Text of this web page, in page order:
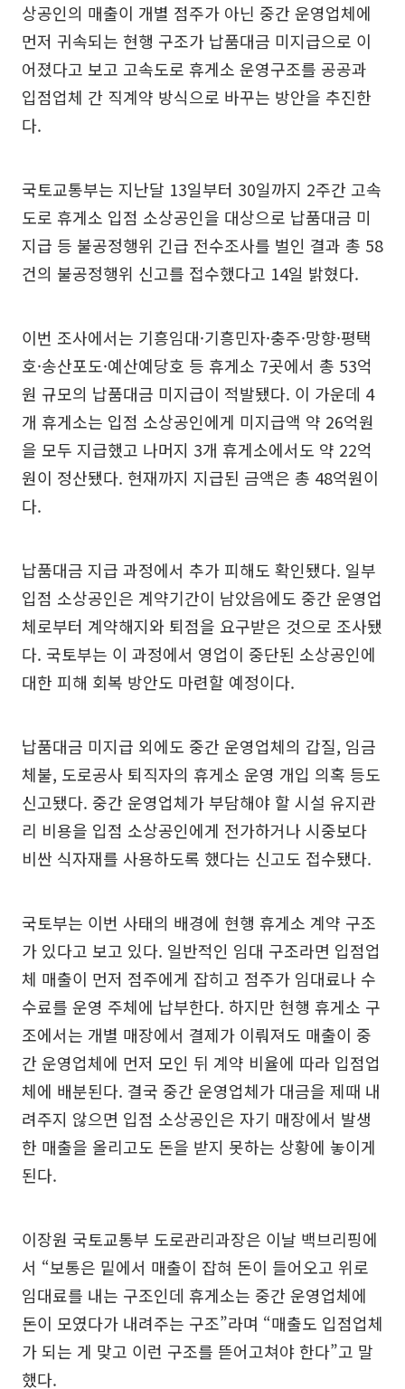
상공인의 매출이 개별 점주가 아닌 중간 운영업체에
먼저 귀속되는 현행 구조가 납품대금 미지급으로 이
어졌다고 보고 고속도로 휴게소 운영구조를 공공과
입점업체 간 직계약 방식으로 바꾸는 방안을 추진한
다.
국토교통부는 지난달 13일부터 30일까지 2주간 고속
도로 휴게소 입점 소상공인을 대상으로 납품대금 미
지급 등 불공정행위 긴급 전수조사를 벌인 결과 총 58
건의 불공정행위 신고를 접수했다고 14일 밝혔다.
이번 조사에서는 기흥임대·기흥민자·충주·망향·평택
호·송산포도·예산예당호 등 휴게소 7곳에서 총 53억
원 규모의 납품대금 미지급이 적발됐다. 이 가운데 4
개 휴게소는 입점 소상공인에게 미지급액 약 26억원
을 모두 지급했고 나머지 3개 휴게소에서도 약 22억
원이 정산됐다. 현재까지 지급된 금액은 총 48억원이
다.
납품대금 지급 과정에서 추가 피해도 확인됐다. 일부
입점 소상공인은 계약기간이 남았음에도 중간 운영업
체로부터 계약해지와 퇴점을 요구받은 것으로 조사됐
다. 국토부는 이 과정에서 영업이 중단된 소상공인에
대한 피해 회복 방안도 마련할 예정이다.
납품대금 미지급 외에도 중간 운영업체의 갑질, 임금
체불, 도로공사 퇴직자의 휴게소 운영 개입 의혹 등도
신고됐다. 중간 운영업체가 부담해야 할 시설 유지관
리 비용을 입점 소상공인에게 전가하거나 시중보다
비싼 식자재를 사용하도록 했다는 신고도 접수됐다.
국토부는 이번 사태의 배경에 현행 휴게소 계약 구조
가 있다고 보고 있다. 일반적인 임대 구조라면 입점업
체 매출이 먼저 점주에게 잡히고 점주가 임대료나 수
수료를 운영 주체에 납부한다. 하지만 현행 휴게소 구
조에서는 개별 매장에서 결제가 이뤄져도 매출이 중
간 운영업체에 먼저 모인 뒤 계약 비율에 따라 입점업
체에 배분된다. 결국 중간 운영업체가 대금을 제때 내
려주지 않으면 입점 소상공인은 자기 매장에서 발생
한 매출을 올리고도 돈을 받지 못하는 상황에 놓이게
된다.
이장원 국토교통부 도로관리과장은 이날 백브리핑에
서 “보통은 밑에서 매출이 잡혀 돈이 들어오고 위로
임대료를 내는 구조인데 휴게소는 중간 운영업체에
돈이 모였다가 내려주는 구조”라며 “매출도 입점업체
가 되는 게 맞고 이런 구조를 뜯어고쳐야 한다”고 말
했다.